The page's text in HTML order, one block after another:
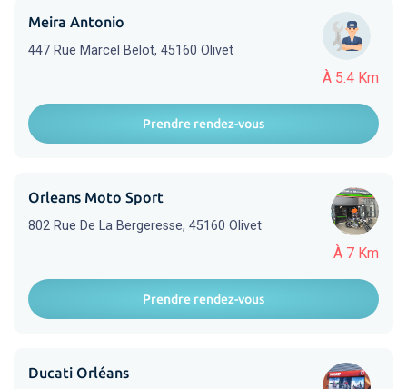
À 5.4 Km
Meira Antonio
447 Rue Marcel Belot, 45160 Olivet
Prendre rendez-vous
À 7 Km
Orleans Moto Sport
802 Rue De La Bergeresse, 45160 Olivet
Prendre rendez-vous
Ducati Orléans